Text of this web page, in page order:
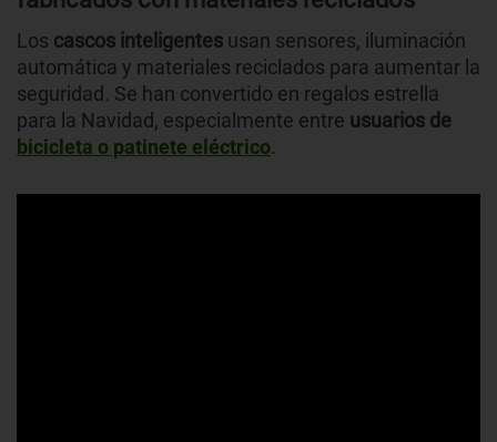
Los cascos inteligentes usan sensores, iluminación
automática y materiales reciclados para aumentar la
seguridad. Se han convertido en regalos estrella
para la Navidad, especialmente entre usuarios de
bicicleta o patinete eléctrico.